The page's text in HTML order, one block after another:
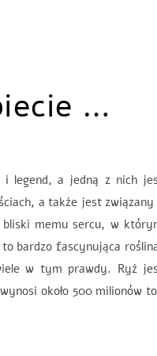
…
i legend, a jedną z nich
a także jest związany
memu sercu, w
bardzo fascynująca
w tym prawdy. Ryż
około 500 milionów